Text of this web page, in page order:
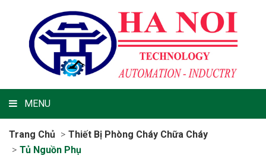
MENU
Trang Chủ
Thiết Bị Phòng Cháy Chữa Cháy
Tủ Nguồn Phụ